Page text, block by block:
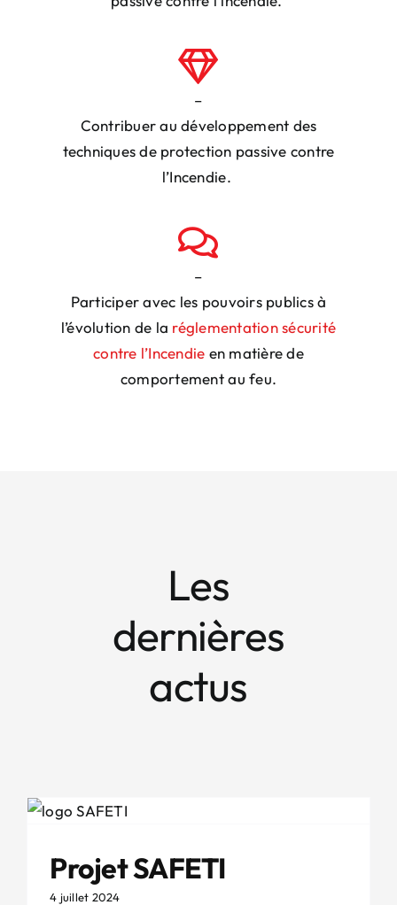
–
Contribuer au développement des
techniquesde protection passive contre
l’Incendie.
–
Participer avec les pouvoirs publicsà
l’évolution de la réglementation sécurité
contre l’Incendie en matière de
comportement au feu.
Les
dernières
actus
Projet SAFETI
4 juillet 2024